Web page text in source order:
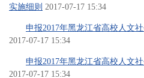
实施细则 2017-07-17 15:34
申报2017年黑龙江省高校人文
2017-07-17 15:34
申报2017年黑龙江省高校人文
2017-07-17 15:34